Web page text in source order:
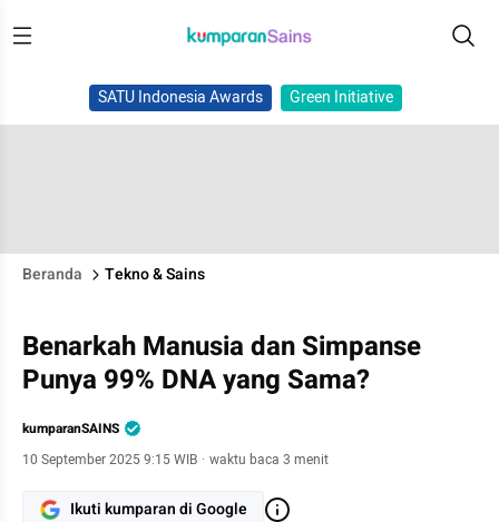
SATU Indonesia Awards Green Initiative
Beranda Tekno & Sains
Benarkah Manusia dan Simpanse
Punya 99% DNA yang Sama?
kumparanSAINS
10 September 2025 9:15 WIB · waktu baca 3 menit
Ikuti kumparan di Google